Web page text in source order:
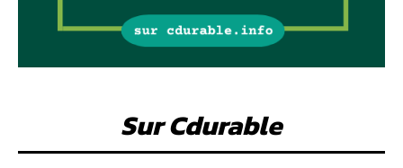
Sur Cdurable